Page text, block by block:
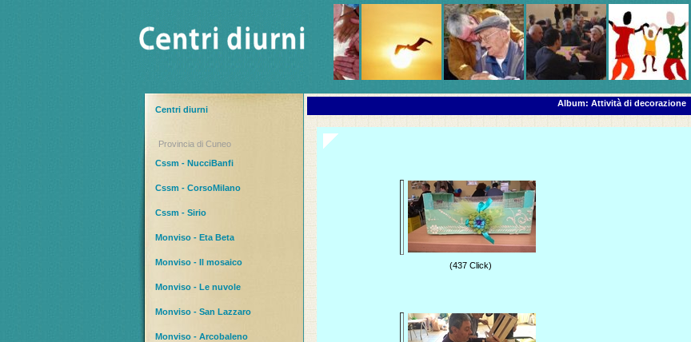
Centri diurni
Provincia di Cuneo
Cssm - NucciBanfi
Cssm - CorsoMilano
Cssm - Sirio
Monviso - Eta Beta
Monviso - Il mosaico
Monviso - Le nuvole
Monviso - San Lazzaro
Monviso - Arcobaleno
Album: Attività di decorazione
(437 Click)